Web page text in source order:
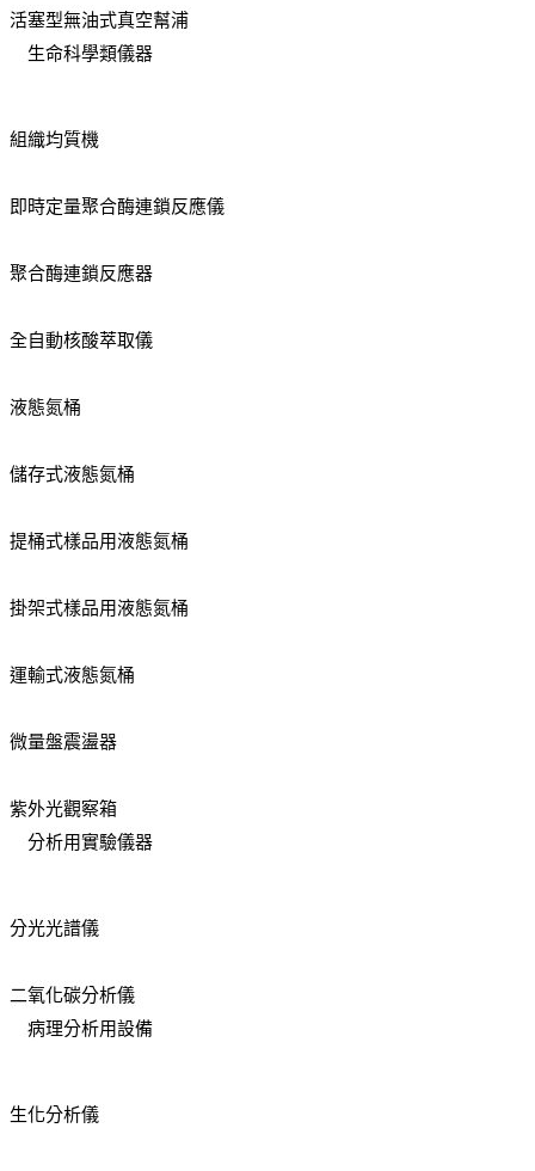
活塞型無油式真空幫浦
生命科學類儀器
組織均質機
即時定量聚合酶連鎖反應儀
聚合酶連鎖反應器
全自動核酸萃取儀
液態氮桶
儲存式液態氮桶
提桶式樣品用液態氮桶
掛架式樣品用液態氮桶
運輸式液態氮桶
微量盤震盪器
紫外光觀察箱
分析用實驗儀器
分光光譜儀
二氧化碳分析儀
病理分析用設備
生化分析儀